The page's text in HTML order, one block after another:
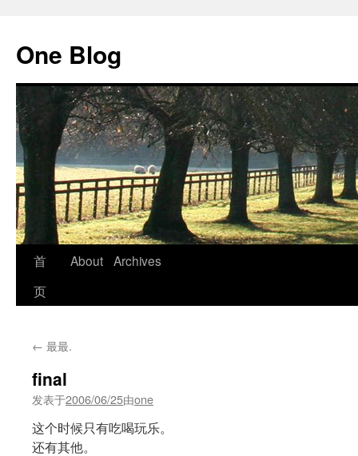
正
文
One Blog
首
页
About Archives
← 最最.
final
发表于2006/06/25由one
这个时候只有吃喝玩乐。
还有其他。